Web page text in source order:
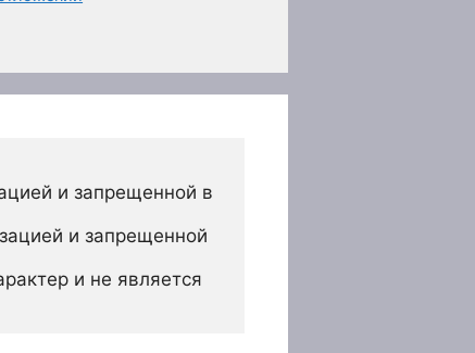
и запрещенной в
и запрещенной
и не является